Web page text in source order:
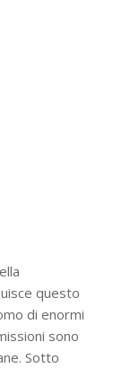
questo
di enormi
sono
Sotto